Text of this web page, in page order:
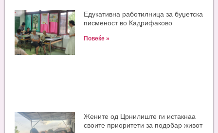
Едукативна работилница за буџетска
писменост во Кадрифаково
Повеќе »
Жените од Црнилиште ги истакнаа
своите приоритети за подобар живот